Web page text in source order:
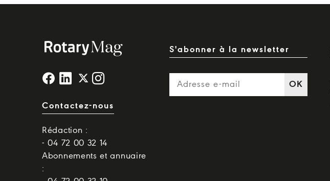
Contactez-nous
Rédaction :
- 04 72 00 32 14
Abonnements et annuaire
:
S'abonner à la newsletter
OK